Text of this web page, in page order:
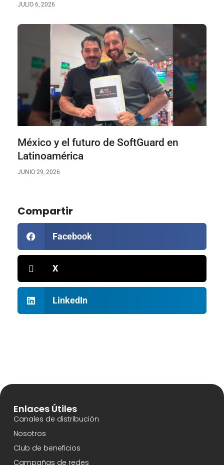
JULIO 6, 2026
México y el futuro de SoftGuard en
Latinoamérica
JUNIO 29, 2026
Compartir
Facebook
X
LinkedIn
Enlaces Útiles
Canales de distribución
Nosotros
Club de beneficios
Campañas de redes